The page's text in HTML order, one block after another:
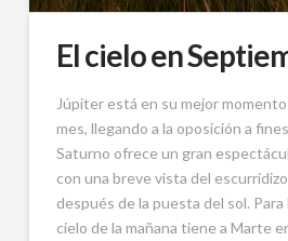
El cielo en
Júpiter está en su mejor
mes, llegando a la oposición a
Saturno ofrece un gran
con una breve vista del
después de la puesta del sol.
cielo de la mañana tiene a Marte